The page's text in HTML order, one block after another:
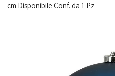
cm Disponibile Conf. da 1 Pz